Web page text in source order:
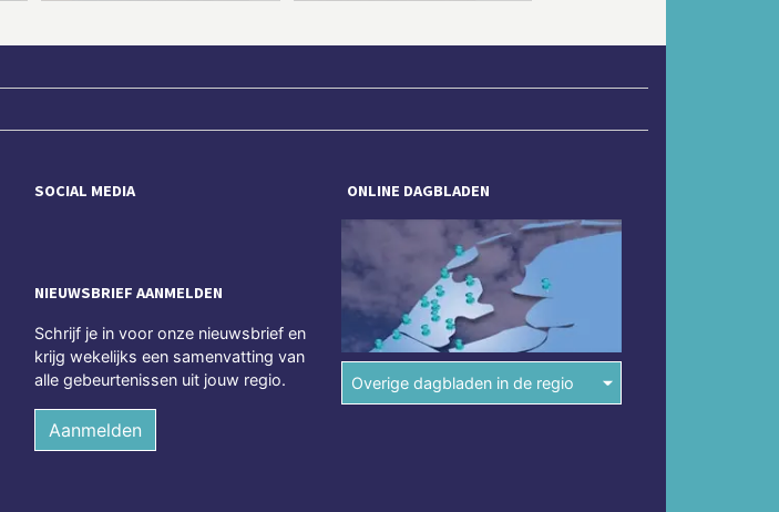
SOCIAL MEDIA
NIEUWSBRIEF AANMELDEN
Schrijf je in voor onze nieuwsbrief en
krijg wekelijks een samenvatting van
alle gebeurtenissen uit jouw regio.
Aanmelden
ONLINE DAGBLADEN
Overige dagbladen in de regio